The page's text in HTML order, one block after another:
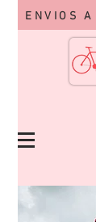
ENVIOS A